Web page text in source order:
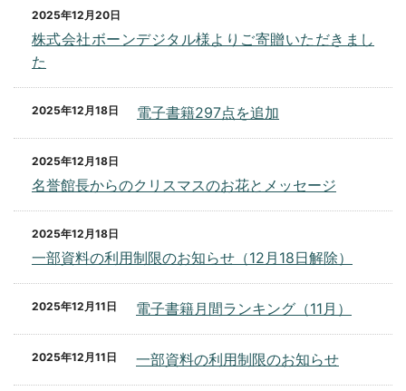
2025年12月20日
株式会社ボーンデジタル様よりご寄贈いただきまし
た
2025年12月18日 電子書籍297点を追加
2025年12月18日
名誉館長からのクリスマスのお花とメッセージ
2025年12月18日
一部資料の利用制限のお知らせ（12月18日解除）
2025年12月11日 電子書籍月間ランキング（11月）
2025年12月11日 一部資料の利用制限のお知らせ